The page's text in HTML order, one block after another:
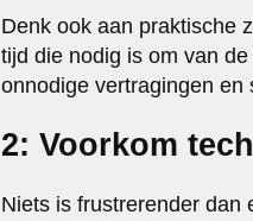
Denk ook aan praktische
tijd die nodig is om van
onnodige vertragingen en
2: Voorkom
Niets is frustrerender dan